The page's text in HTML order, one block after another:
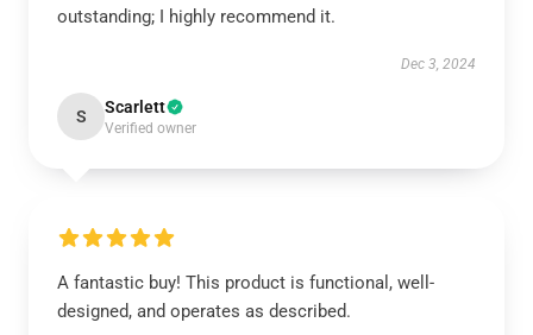
outstanding; I highly recommend it.
Dec 3, 2024
S Scarlett
Verified owner
A fantastic buy! This product is functional, well-
designed, and operates as described.